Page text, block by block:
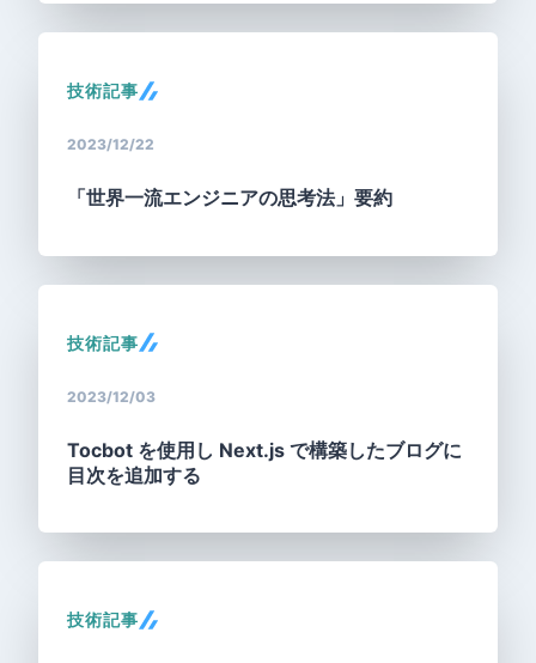
技術記事
2023/12/22
「世界一流エンジニアの思考法」要約
技術記事
2023/12/03
Tocbot を使用し Next.js で構築したブログに
目次を追加する
技術記事